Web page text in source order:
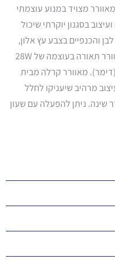
מצויד במנוע עוצמתי
בסגנון יוקרתי שיכול
והכנפיים בצבע עץ אלון,
כולל מנוע DC שקט וחסכוני במיוחד. למאוורר תאורה בעוצמה של 28W
מאוורר קרלה מבית
מרהיב שיעניקו לחלל
שינה. ניתן להפעלה עם שעון